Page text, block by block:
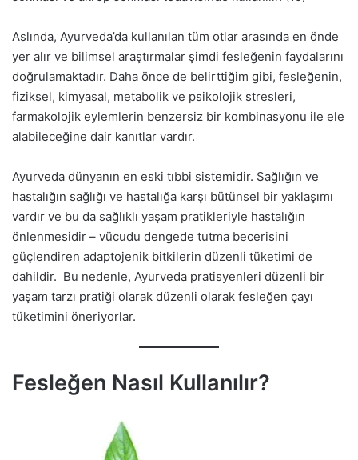
Aslında, Ayurveda’da kullanılan tüm otlar arasında en önde
yer alır ve bilimsel araştırmalar şimdi fesleğenin faydalarını
doğrulamaktadır. Daha önce de belirttiğim gibi, fesleğenin,
fiziksel, kimyasal, metabolik ve psikolojik stresleri,
farmakolojik eylemlerin benzersiz bir kombinasyonu ile ele
alabileceğine dair kanıtlar vardır.
Ayurveda dünyanın en eski tıbbi sistemidir. Sağlığın ve
hastalığın sağlığı ve hastalığa karşı bütünsel bir yaklaşımı
vardır ve bu da sağlıklı yaşam pratikleriyle hastalığın
önlenmesidir – vücudu dengede tutma becerisini
güçlendiren adaptojenik bitkilerin düzenli tüketimi de
dahildir. Bu nedenle, Ayurveda pratisyenleri düzenli bir
yaşam tarzı pratiği olarak düzenli olarak fesleğen çayı
tüketimini öneriyorlar.
Fesleğen Nasıl Kullanılır?